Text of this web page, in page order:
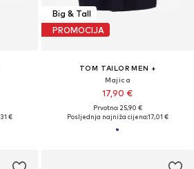
€
Big & Tall
PROMOCIJA
TOM TAILOR MEN +
Majica
17,90 €
Prvotno: 25,90 €
Posljednja najniža cijena:17,01 €